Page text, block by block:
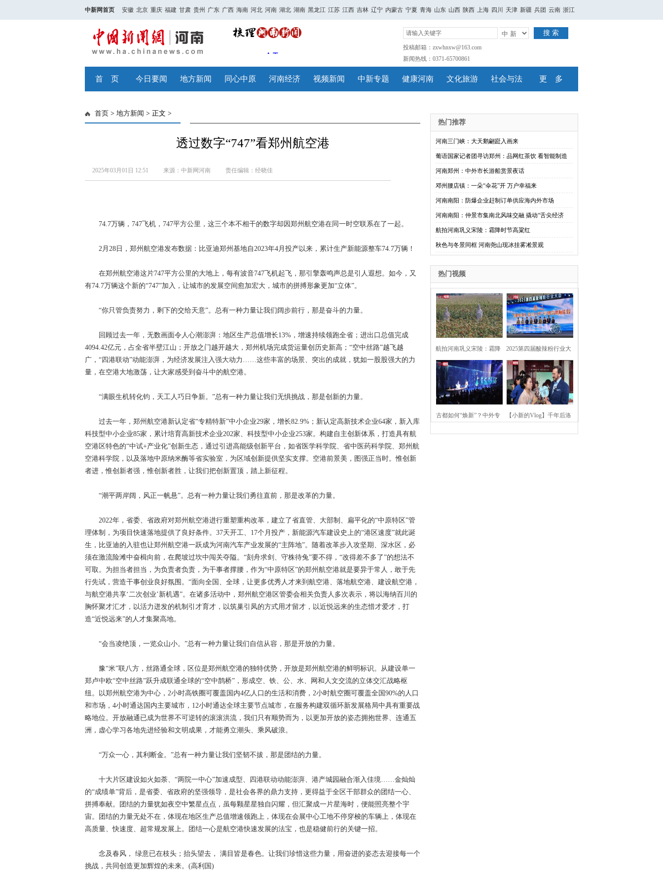
中新网首页 安徽 北京 重庆 福建 甘肃 贵州 广东 广西 海南 河北 河南 湖北 湖南 黑龙江 江苏 江西 吉林 辽宁 内蒙古 宁夏 青海 山东 山西 陕西 上海 四川 天津 新疆 兵团 云南 浙江
搜 索
投稿邮箱：zxwhnxw@163.com
新闻热线：0371-65700861
首 页 今日要闻 地方新闻 同心中原 河南经济 视频新闻 中新专题 健康河南 文化旅游 社会与法 更 多
首页 > 地方新闻 > 正文 >
透过数字“747”看郑州航空港
2025年03月01日 12:51 来源：中新网河南 责任编辑：经晓佳
74.7万辆，747飞机，747平方公里，这三个本不相干的数字却因郑州航空港在同一时空联系在了一起。
2月28日，郑州航空港发布数据：比亚迪郑州基地自2023年4月投产以来，累计生产新能源整车74.7万辆！
在郑州航空港这片747平方公里的大地上，每有波音747飞机起飞，那引擎轰鸣声总是引人遐想。如今，又
有74.7万辆这个新的“747”加入，让城市的发展空间愈加宏大，城市的拼搏形象更加“立体”。
“你只管负责努力，剩下的交给天意”。总有一种力量让我们阔步前行，那是奋斗的力量。
回顾过去一年，无数画面令人心潮澎湃：地区生产总值增长13%，增速持续领跑全省；进出口总值完成
4094.42亿元，占全省半壁江山；开放之门越开越大，郑州机场完成货运量创历史新高；“空中丝路”越飞越
广，“四港联动”动能澎湃，为经济发展注入强大动力……这些丰富的场景、突出的成就，犹如一股股强大的力
量，在空港大地激荡，让大家感受到奋斗中的航空港。
“满眼生机转化钧，天工人巧日争新。”总有一种力量让我们无惧挑战，那是创新的力量。
过去一年，郑州航空港新认定省“专精特新”中小企业29家，增长82.9%；新认定高新技术企业64家，新入库
科技型中小企业85家，累计培育高新技术企业202家、科技型中小企业253家。构建自主创新体系，打造具有航
空港区特色的“中试+产业化”创新生态，通过引进高能级创新平台，如省医学科学院、省中医药科学院、郑州航
空港科学院，以及落地中原纳米酶等省实验室，为区域创新提供坚实支撑。空港前景美，图强正当时。惟创新
者进，惟创新者强，惟创新者胜，让我们把创新置顶，踏上新征程。
“潮平两岸阔，风正一帆悬”。总有一种力量让我们勇往直前，那是改革的力量。
2022年，省委、省政府对郑州航空港进行重塑重构改革，建立了省直管、大部制、扁平化的“中原特区”管
理体制，为项目快速落地提供了良好条件。37天开工、17个月投产，新能源汽车建设史上的“港区速度”就此诞
生，比亚迪的入驻也让郑州航空港一跃成为河南汽车产业发展的“主阵地”。随着改革步入攻坚期、深水区，必
须在激流险滩中奋楫向前，在爬坡过坎中闯关夺隘。“刻舟求剑、守株待兔”要不得，“改得差不多了”的想法不
可取。为担当者担当，为负责者负责，为干事者撑腰，作为“中原特区”的郑州航空港就是要异于常人，敢于先
行先试，营造干事创业良好氛围。“面向全国、全球，让更多优秀人才来到航空港、落地航空港、建设航空港，
与航空港共享‘二次创业’新机遇”。在诸多活动中，郑州航空港区管委会相关负责人多次表示，将以海纳百川的
胸怀聚才汇才，以活力迸发的机制引才育才，以筑巢引凤的方式用才留才，以近悦远来的生态惜才爱才，打
造“近悦远来”的人才集聚高地。
“会当凌绝顶，一览众山小。”总有一种力量让我们自信从容，那是开放的力量。
豫“米”联八方，丝路通全球，区位是郑州航空港的独特优势，开放是郑州航空港的鲜明标识。从建设单一
郑卢中欧“空中丝路”跃升成联通全球的“空中鹊桥”，形成空、铁、公、水、网和人文交流的立体交汇战略枢
纽。以郑州航空港为中心，2小时高铁圈可覆盖国内4亿人口的生活和消费，2小时航空圈可覆盖全国90%的人口
和市场，4小时通达国内主要城市，12小时通达全球主要节点城市，在服务构建双循环新发展格局中具有重要战
略地位。开放融通已成为世界不可逆转的滚滚洪流，我们只有顺势而为，以更加开放的姿态拥抱世界、连通五
洲，虚心学习各地先进经验和文明成果，才能勇立潮头、乘风破浪。
“万众一心，其利断金。”总有一种力量让我们坚韧不拔，那是团结的力量。
十大片区建设如火如荼、“两院一中心”加速成型、四港联动动能澎湃、港产城园融合渐入佳境……金灿灿
的“成绩单”背后，是省委、省政府的坚强领导，是社会各界的鼎力支持，更得益于全区干部群众的团结一心、
拼搏奉献。团结的力量犹如夜空中繁星点点，虽每颗星星独自闪耀，但汇聚成一片星海时，便能照亮整个宇
宙。团结的力量无处不在，体现在地区生产总值增速领跑上，体现在会展中心工地不停穿梭的车辆上，体现在
高质量、快速度、超常规发展上。团结一心是航空港快速发展的法宝，也是稳健前行的关键一招。
念及春风， 绿意已在枝头；抬头望去， 满目皆是春色。让我们珍惜这些力量，用奋进的姿态去迎接每一个
挑战，共同创造更加辉煌的未来。(高利国)
热门推荐
河南三门峡：大天鹅翩跹入画来
葡语国家记者团寻访郑州：品网红茶饮 看智能制造
河南郑州：中外市长游船赏景夜话
邓州腰店镇：一朵“伞花”开 万户幸福来
河南南阳：防爆企业赶制订单供应海内外市场
河南南阳：仲景市集南北风味交融 撬动“舌尖经济
航拍河南巩义宋陵：霜降时节高粱红
秋色与冬景同框 河南尧山现冰挂雾凇景观
热门视频
航拍河南巩义宋陵：霜降
时节高粱红
2025第四届酸辣粉行业大
会在河南开封举行
古都如何“焕新”？中外专 【小新的Vlog】千年后洛